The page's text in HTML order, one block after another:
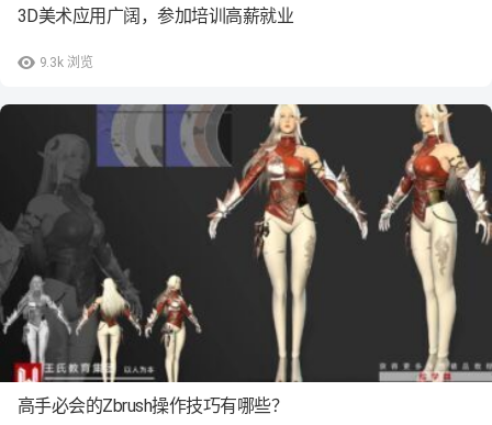
9.3k 浏览
3D美术应用广阔，参加培训高薪就业
高手必会的Zbrush操作技巧有哪些？